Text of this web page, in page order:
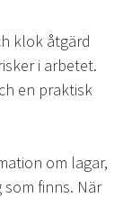
klok åtgärd
i arbetet.
en praktisk
om lagar,
finns. När